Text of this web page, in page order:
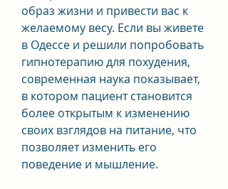
образ жизни и привести вас к
желаемому весу. Если вы живете
в Одессе и решили попробовать
гипнотерапию для похудения,
современная наука показывает,
в котором пациент становится
более открытым к изменению
своих взглядов на питание, что
позволяет изменить его
поведение и мышление.